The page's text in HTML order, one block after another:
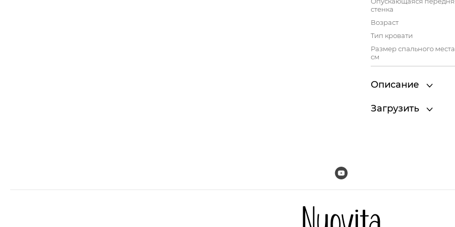
стенка
Возраст
Тип кровати
Размер спального места,
см
Описание
Загрузить